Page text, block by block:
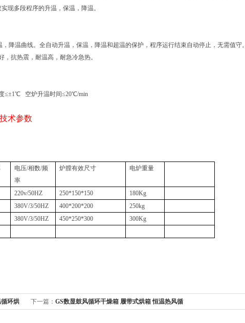
现多段程序的升温，保温，降温。
降温曲线。全自动升温，保温，降温和超温的保护，程序运行结束自动停止，无需值守。
抗热震，耐温高，耐急冷急热。
≤±1℃
空炉升温时间≤20℃/min
术参数
电压/相数/频
率
炉膛有效尺寸 电炉重量
220v/50HZ 250*150*150
180Kg
380V/3/50HZ 400*200*200
250kg
380V/3/50HZ 450*250*300 300Kg
环烘 下一篇： GS数显鼓风循环干燥箱 履带式烘箱 恒温热风循